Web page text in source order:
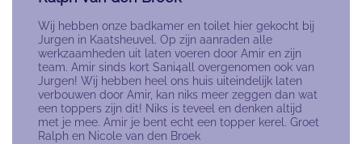
Wij hebben onze badkamer en toilet hier gekocht bij
Jurgen in Kaatsheuvel. Op zijn aanraden alle
werkzaamheden uit laten voeren door Amir en zijn
team. Amir sinds kort Sani4all overgenomen ook van
Jurgen! Wij hebben heel ons huis uiteindelijk laten
verbouwen door Amir, kan niks meer zeggen dan wat
een toppers zijn dit! Niks is teveel en denken altijd
met je mee. Amir je bent echt een topper kerel. Groet
Ralph en Nicole van den Broek